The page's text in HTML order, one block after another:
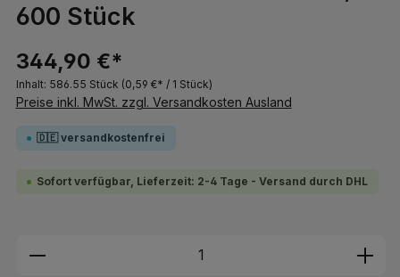
600 Stück
344,90 €*
Inhalt: 586.55 Stück (0,59 €* / 1 Stück)
Preise inkl. MwSt. zzgl. Versandkosten Ausland
🇩🇪 versandkostenfrei
Sofort verfügbar, Lieferzeit: 2-4 Tage - Versand durch DHL
Produkt Anzahl: Gib den